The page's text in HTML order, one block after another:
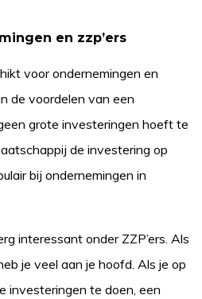
en zzp’ers
voor ondernemingen en
de voordelen van een
grote investeringen hoeft te
de investering op
bij ondernemingen in
interessant onder ZZP’ers. Als
je veel aan je hoofd. Als je op
investeringen te doen, een